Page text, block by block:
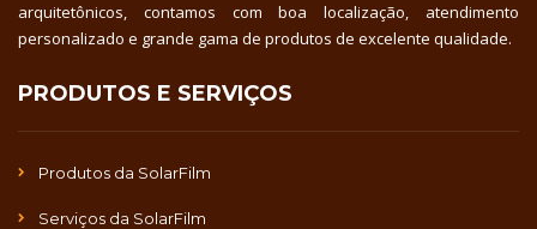
arquitetônicos, contamos com boa localização, atendimento
personalizado e grande gama de produtos de excelente qualidade.
PRODUTOS E SERVIÇOS
Produtos da SolarFilm
Serviços da SolarFilm